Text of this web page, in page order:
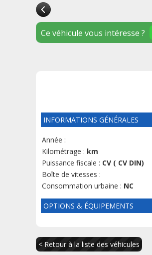
Ce véhicule vous intéresse ?
INFORMATIONS GÉNÉRALES
Année :
Kilométrage : km
Puissance fiscale : CV ( CV DIN)
Boîte de vitesses :
Consommation urbaine : NC
OPTIONS & ÉQUIPEMENTS
< Retour à la liste des véhicules